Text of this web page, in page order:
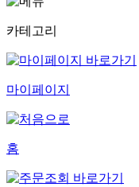
카테고리
마이페이지
홈